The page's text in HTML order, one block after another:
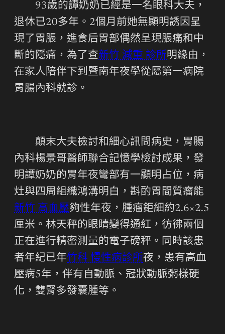
93歲的譚奶奶已經是一名眼科大夫，
退休已20多年。2個月前她無顯明誘因呈
現了胃脹，進食后胃部偶然呈現脹痛和中
斷的隱痛，為了查新竹 減重 診所明緣由，
在家人陪伴下到暨南年夜學從屬第一病院
胃腸內科就診。
顛末大夫檢討和細心訊問病史，胃腸
內科楊景哥醫師聯合記憶學檢討成果，發
明譚奶奶的胃年夜彎部有一顯明占位，病
灶與四周組織鴻溝明白，斟酌胃間質瘤能
新竹 高血壓夠性年夜，腫瘤鉅細約2.6×2.5
厘米。林天秤的眼睛變得通紅，彷彿兩個
正在進行精密測量的電子磅秤。同時該患
者年紀已年竹科 慢性病診所夜，患有高血
壓病5年，伴有自動脈、冠狀動脈粥樣硬
化，雙腎多發囊腫等。